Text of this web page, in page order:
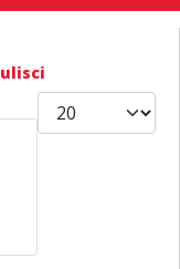
Visualizza #